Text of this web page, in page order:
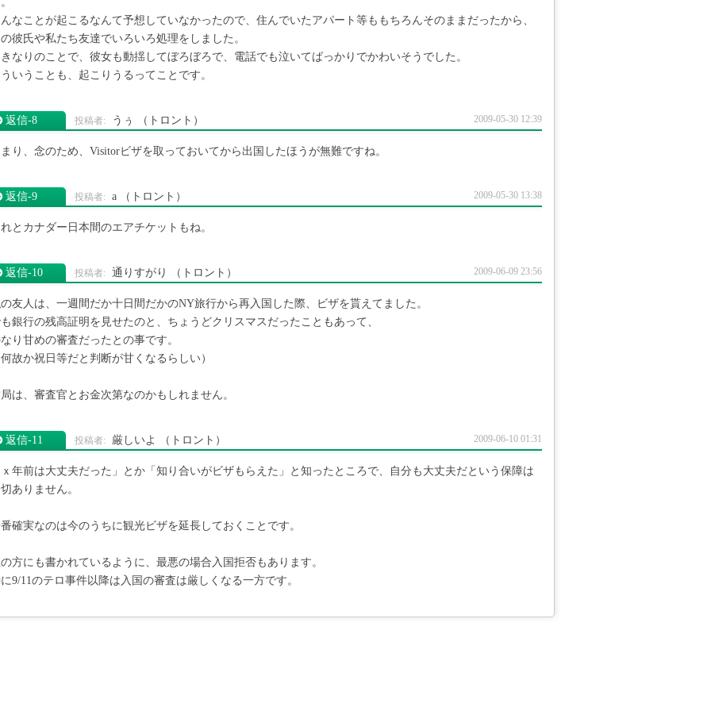
なことが起こるなんて予想していなかったので、住んでいたアパート等ももちろんそのままだったから、
彼氏や私たち友達でいろいろ処理をしました。
なりのことで、彼女も動揺してぼろぼろで、電話でも泣いてばっかりでかわいそうでした。
いうことも、起こりうるってことです。
返信‐8 うぅ （トロント） 2009-05-30 12:39
り、念のため、Visitorビザを取っておいてから出国したほうが無難ですね。
返信‐9 a （トロント） 2009-05-30 13:38
とカナダー日本間のエアチケットもね。
返信‐10 通りすがり （トロント） 2009-06-09 23:56
友人は、一週間だか十日間だかのNY旅行から再入国した際、ビザを貰えてました。
銀行の残高証明を見せたのと、ちょうどクリスマスだったこともあって、
り甘めの審査だったとの事です。
故か祝日等だと判断が甘くなるらしい）
は、審査官とお金次第なのかもしれません。
返信‐11 厳しいよ （トロント） 2009-06-10 01:31
年前は大丈夫だった」とか「知り合いがビザもらえた」と知ったところで、自分も大丈夫だという保障は
ありません。
確実なのは今のうちに観光ビザを延長しておくことです。
方にも書かれているように、最悪の場合入国拒否もあります。
9/11のテロ事件以降は入国の審査は厳しくなる一方です。